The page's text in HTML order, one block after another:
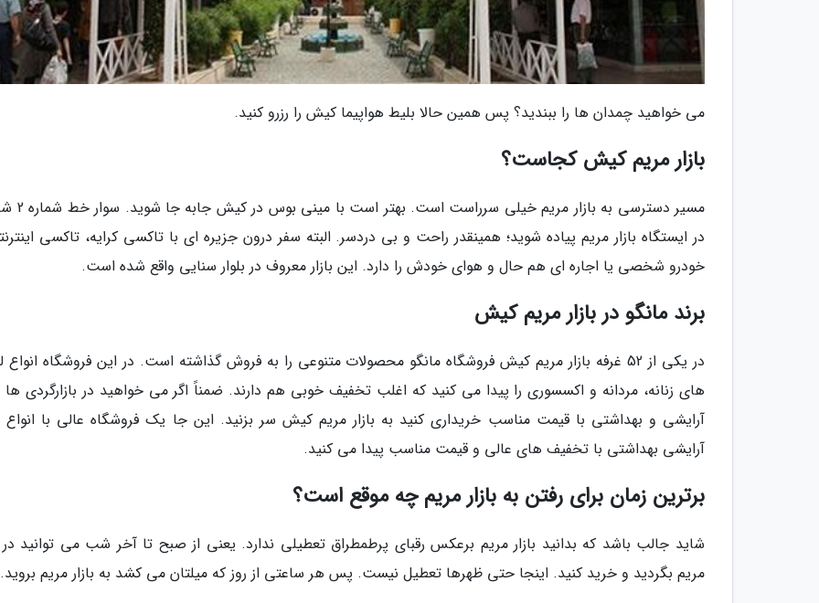
می خواهید چمدان ها را ببندید؟ پس همین حالا بلیط هواپیما کیش را رزرو کنید.
بازار مریم کیش کجاست؟
مسیر دسترسی به بازار
در ایستگاه بازار مریم پیاده شوید؛ همینقدر راحت و بی دردسر. البته سفر درون جزیره ای با تاکسی کرایه، تاکسی
خودرو شخصی یا اجاره ای هم حال و هوای خودش را دارد. این بازار معروف در بلوار سنایی واقع شده است.
برند مانگو در بازار مریم کیش
در یکی از 52 غرفه بازار مریم کیش فروشگاه مانگو محصولات متنوعی را به فروش گذاشته است. در این فروشگاه
های زنانه، مردانه و اکسسوری را پیدا می کنید که اغلب تخفیف خوبی هم دارند. ضمناً اگر می خواهید در بازارگردی ها
آرایشی و بهداشتی با قیمت مناسب خریداری کنید به بازار مریم کیش سر بزنید. این جا یک فروشگاه عالی با انواع
آرایشی بهداشتی با تخفیف های عالی و قیمت مناسب پیدا می کنید.
برترین زمان برای رفتن به بازار مریم چه موقع است؟
شاید جالب باشد که بدانید بازار مریم برعکس رقبای پرطمطراق تعطیلی ندارد. یعنی از صبح تا آخر شب می توانید در
مریم بگردید و خرید کنید. اینجا حتی ظهرها تعطیل نیست. پس هر ساعتی از روز که میلتان می کشد به بازار مریم بروید.